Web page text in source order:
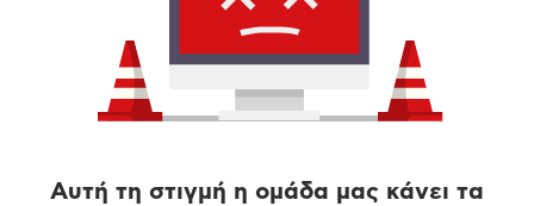
Αυτή τη στιγμή η ομάδα μας κάνει τα